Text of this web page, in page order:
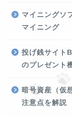
マイニングソ
マイニング
投げ銭サイト
のプレゼント
暗号資産（仮
注意点を解説